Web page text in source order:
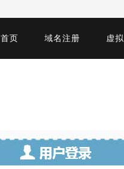
首页 域名注册 虚